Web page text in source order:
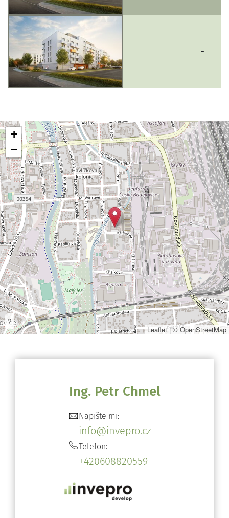
-
+
−
?
Leaflet |©OpenStreetMap
Ing. Petr Chmel
Napište mi:
info@invepro.cz
Telefon:
+420608820559